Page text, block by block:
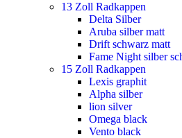
13 Zoll Radkappen
Delta Silber
Aruba silber matt
Drift schwarz matt
Fame Night silber
15 Zoll Radkappen
Lexis graphit
Alpha silber
lion silver
Omega black
Vento black